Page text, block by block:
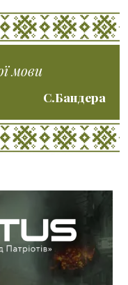
мови
С.Бандера